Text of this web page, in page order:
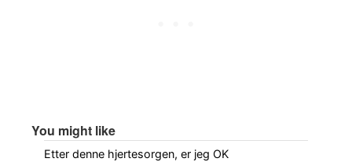
You might like
Etter denne hjertesorgen, er jeg OK